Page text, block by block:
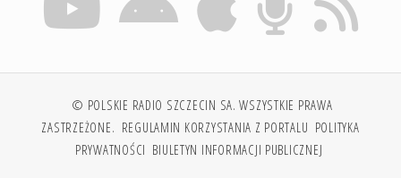
© POLSKIE RADIO SZCZECIN SA. WSZYSTKIE PRAWA
ZASTRZEŻONE. REGULAMIN KORZYSTANIA Z PORTALU POLITYKA
PRYWATNOŚCI BIULETYN INFORMACJI PUBLICZNEJ